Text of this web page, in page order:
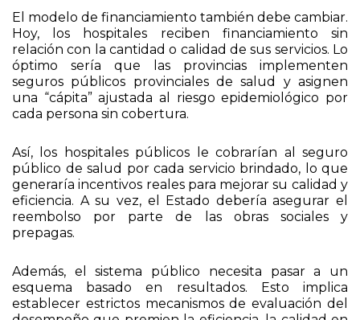
Hoy, los hospitales reciben financiamiento sin
relación con la cantidad o calidad de sus servicios. Lo
óptimo sería que las provincias implementen
seguros públicos provinciales de salud y asignen
una “cápita” ajustada al riesgo epidemiológico por
cada persona sin cobertura.
público de salud por cada servicio brindado, lo que
generaría incentivos reales para mejorar su calidad y
eficiencia. A su vez, el Estado debería asegurar el
reembolso por parte de las obras sociales y
prepagas.
esquema basado en resultados. Esto implica
establecer estrictos mecanismos de evaluación del
desempeño que premien la eficiencia, la calidad en
la atención y la cobertura efectiva.